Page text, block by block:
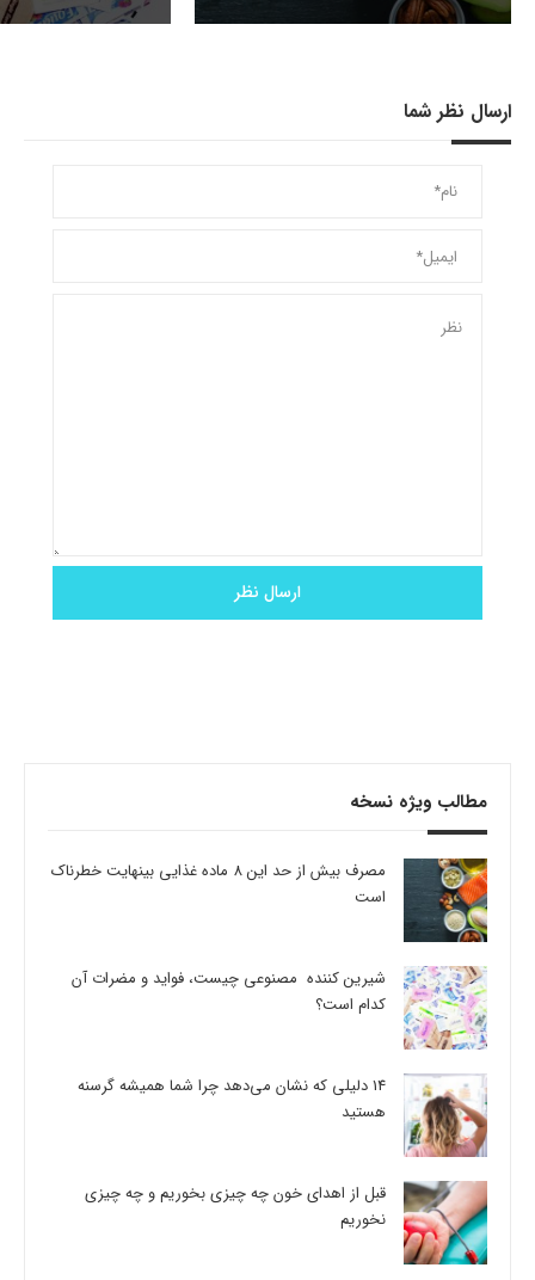
ارسال نظر شما
مطالب ویژه نسخه
مصرف بیش از حد این 8 ماده غذایی بینهایت خطرناک
است
شیرین کننده مصنوعی چیست، فواید و مضرات آن
کدام است؟
14 دلیلی که نشان می‌دهد چرا شما همیشه گرسنه
هستید
قبل از اهدای خون چه چیزی بخوریم و چه چیزی
نخوریم